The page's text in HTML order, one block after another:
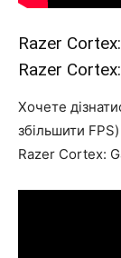
Razer
Razer
Хочете
збільшити
Razer Cortex: